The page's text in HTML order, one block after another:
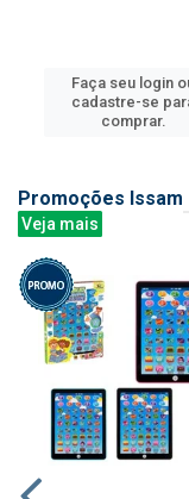
Faça seu login
cadastre-se
comprar.
Promoções Issam
Veja mais